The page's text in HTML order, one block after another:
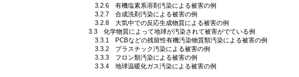
3.2.6 有機塩素系溶剤汚染による被害の例
3.2.7 合成洗剤汚染による被害の例
3.2.8 大気中での反応生成物質による被害の例
3.3 化学物質によって地球が汚染されて被害がでている例
3.3.1 PCBなどの残留性有機汚染物質類汚染による被害の例
3.3.2 プラスチック汚染による被害の例
3.3.3 フロン類汚染による被害の例
3.3.4 地球温暖化ガス汚染による被害の例